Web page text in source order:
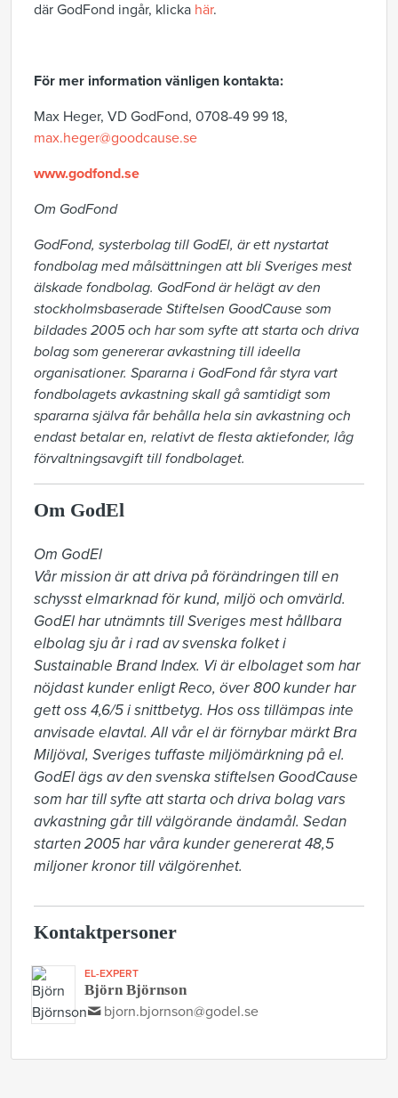
där GodFond ingår, klicka här.
För mer information vänligen kontakta:
Max Heger, VD GodFond, 0708-49 99 18,
max.heger@goodcause.se
www.godfond.se
Om GodFond
GodFond, systerbolag till GodEl, är ett nystartat
fondbolag med målsättningen att bli Sveriges mest
älskade fondbolag. GodFond är helägt av den
stockholmsbaserade Stiftelsen GoodCause som
bildades 2005 och har som syfte att starta och driva
bolag som genererar avkastning till ideella
organisationer. Spararna i GodFond får styra vart
fondbolagets avkastning skall gå samtidigt som
spararna själva får behålla hela sin avkastning och
endast betalar en, relativt de flesta aktiefonder, låg
förvaltningsavgift till fondbolaget.
Om GodEl
Om GodEl
Vår mission är att driva på förändringen till en
schysst elmarknad för kund, miljö och omvärld.
GodEl har utnämnts till Sveriges mest hållbara
elbolag sju år i rad av svenska folket i
Sustainable Brand Index. Vi är elbolaget som har
nöjdast kunder enligt Reco, över 800 kunder har
gett oss 4,6/5 i snittbetyg. Hos oss tillämpas inte
anvisade elavtal. All vår el är förnybar märkt Bra
Miljöval, Sveriges tuffaste miljömärkning på el.
GodEl ägs av den svenska stiftelsen GoodCause
som har till syfte att starta och driva bolag vars
avkastning går till välgörande ändamål. Sedan
starten 2005 har våra kunder genererat 48,5
miljoner kronor till välgörenhet.
Kontaktpersoner
EL-EXPERT
Björn Björnson
bjorn.bjornson@godel.se